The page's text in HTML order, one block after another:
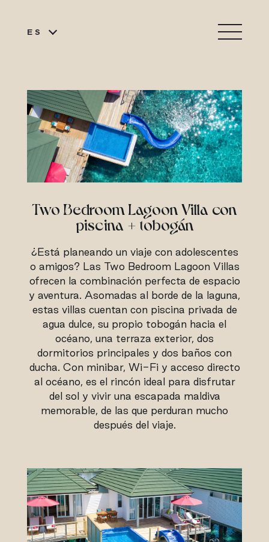
ES
Two Bedroom Lagoon Villa con
piscina + tobogán
¿Está planeando un viaje con adolescentes
o amigos? Las Two Bedroom Lagoon Villas
ofrecen la combinación perfecta de espacio
y aventura. Asomadas al borde de la laguna,
estas villas cuentan con piscina privada de
agua dulce, su propio tobogán hacia el
océano, una terraza exterior, dos
dormitorios principales y dos baños con
ducha. Con minibar, Wi-Fi y acceso directo
al océano, es el rincón ideal para disfrutar
del sol y vivir una escapada maldiva
memorable, de las que perduran mucho
después del viaje.